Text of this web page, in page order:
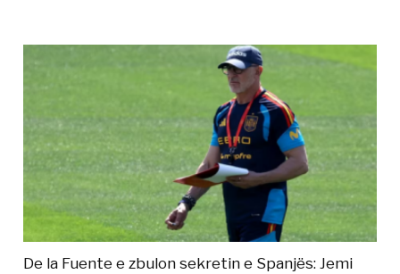
De la Fuente e zbulon sekretin e Spanjës: Jemi